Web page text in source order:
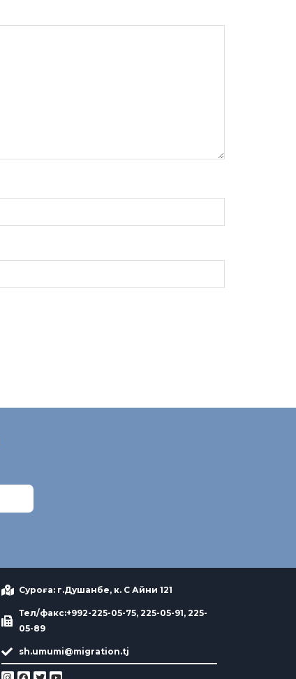
Суроға: г.Душанбе, к. С Айни 121
Тел/факс:+992-225-05-75, 225-05-91, 225-
05-89
sh.umumi@migration.tj